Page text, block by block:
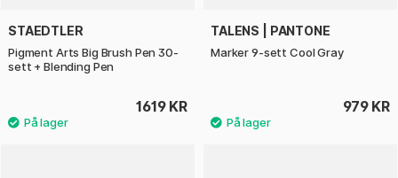
STAEDTLER
Pigment Arts Big Brush Pen 30-
sett + Blending Pen
1619 KR
TALENS | PANTONE
Marker 9-sett Cool Gray
979 KR